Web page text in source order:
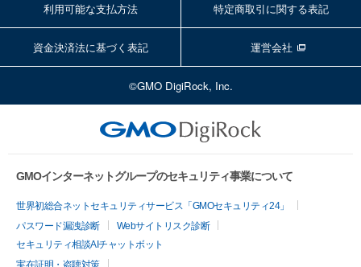
利用可能な支払方法 特定商取引に関する表記
資金決済法に基づく表記 運営会社
©GMO DigiRock, Inc.
GMOインターネットグループのセキュリティ事業について
世界初総合ネットセキュリティサービス「GMOセキュリティ24」
パスワード漏洩診断
Webサイトリスク診断
セキュリティ相談AIチャットボット
実在証明・盗聴対策